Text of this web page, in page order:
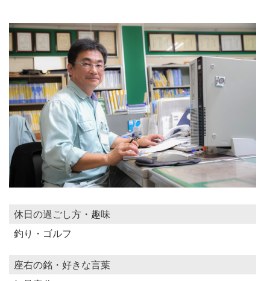
休日の過ごし方・趣味
釣り・ゴルフ
座右の銘・好きな言葉